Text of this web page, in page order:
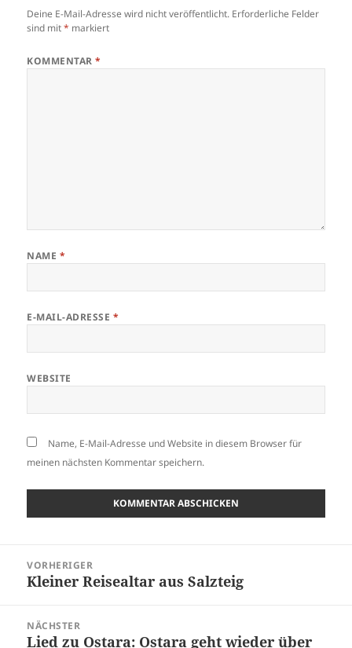
Deine E-Mail-Adresse wird nicht veröffentlicht. Erforderliche Felder
sind mit* markiert
KOMMENTAR*
NAME *
E-MAIL-ADRESSE *
WEBSITE
Name, E-Mail-Adresse und Website in diesem Browser für
meinen nächsten Kommentar speichern.
VORHERIGER
Vorheriger
Kleiner Reisealtar aus Salzteig
NÄCHSTER
Nächster
Lied zu Ostara: Ostara geht wieder über